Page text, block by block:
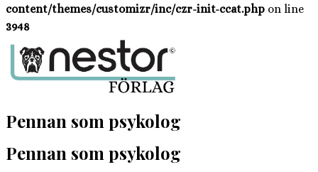
content/themes/customizr/inc/czr-init-ccat.php on line
3948
Hoppa
innehåll
Pennan som psykolog
Pennan som psykolog